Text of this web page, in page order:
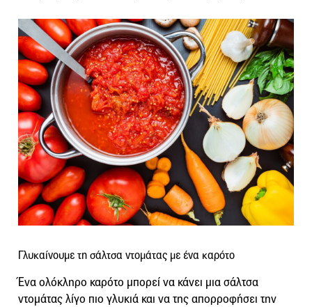
Γλυκαίνουμε τη σάλτσα ντομάτας με ένα καρότο
Ένα ολόκληρο καρότο μπορεί να κάνει μια σάλτσα
ντομάτας λίγο πιο γλυκιά και να της απορροφήσει την